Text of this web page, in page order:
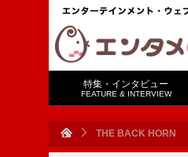
特集・インタビュー
FEATURE & INTERVIEW
THE BACK HORN